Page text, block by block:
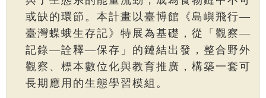
或缺的環節。本計畫以臺博館《島嶼飛行—
臺灣蝶蛾生存記》特展為基礎，從「觀察—
記錄—詮釋—保存」的鏈結出發，整合野外
觀察、標本數位化與教育推廣，構築一套可
長期應用的生態學習模組。